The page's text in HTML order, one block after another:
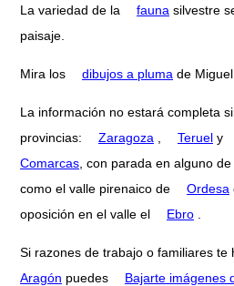
La variedad de la fauna silvestre
paisaje.
Mira los dibujos a pluma de
La información no estará completa
provincias:
Zaragoza Teruel y
Comarcas , con parada en alguno
como el valle pirenaico de
Ordesa
oposición en el valle el
Ebro
Si razones de trabajo o familiares te
Aragón puedes
Bajarte imágenes